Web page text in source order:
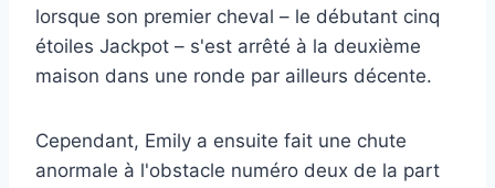
lorsque son premier cheval – le débutant cinq
étoiles Jackpot – s'est arrêté à la deuxième
maison dans une ronde par ailleurs décente.
Cependant, Emily a ensuite fait une chute
anormale à l'obstacle numéro deux de la part